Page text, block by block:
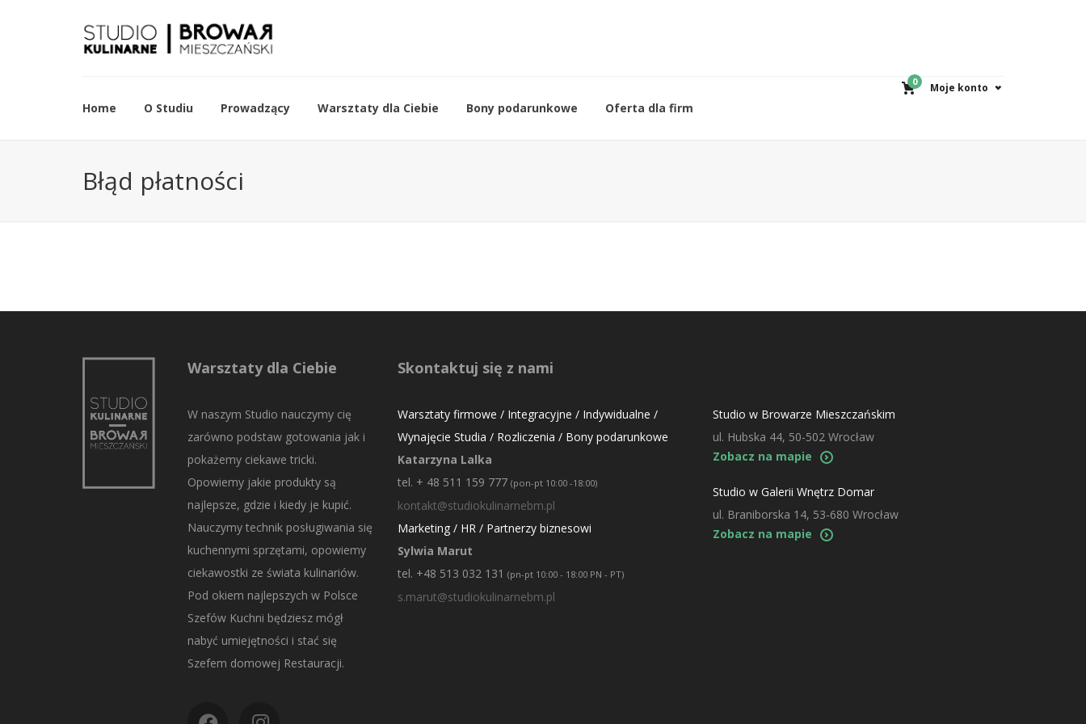
0 Moje konto
Home O Studiu Prowadzący Warsztaty dla Ciebie Bony podarunkowe Oferta dla firm
Błąd płatności
Warsztaty dla Ciebie
W naszym Studio nauczymy cię
zarówno podstaw gotowania jak i
pokażemy ciekawe tricki.
Opowiemy jakie produkty są
najlepsze, gdzie i kiedy je kupić.
Nauczymy technik posługiwania się
kuchennymi sprzętami, opowiemy
ciekawostki ze świata kulinariów.
Pod okiem najlepszych w Polsce
Szefów Kuchni będziesz mógł
nabyć umiejętności i stać się
Szefem domowej Restauracji.
Skontaktuj się z nami
Warsztaty firmowe / Integracyjne / Indywidualne /
Wynajęcie Studia / Rozliczenia / Bony podarunkowe
Katarzyna Lalka
tel. + 48 511 159 777 (pon-pt 10:00 -18:00)
kontakt@studiokulinarnebm.pl
Marketing / HR / Partnerzy biznesowi
Sylwia Marut
tel. +48 513 032 131 (pn-pt 10:00 - 18:00 PN - PT)
s.marut@studiokulinarnebm.pl
Studio w Browarze Mieszczańskim
ul. Hubska 44, 50-502 Wrocław
Zobacz na mapie
Studio w Galerii Wnętrz Domar
ul. Braniborska 14, 53-680 Wrocław
Zobacz na mapie